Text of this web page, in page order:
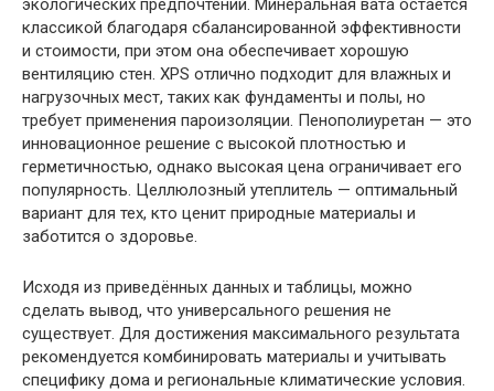
экологических предпочтений. Минеральная вата остаётся
классикой благодаря сбалансированной эффективности
и стоимости, при этом она обеспечивает хорошую
вентиляцию стен. XPS отлично подходит для влажных и
нагрузочных мест, таких как фундаменты и полы, но
требует применения пароизоляции. Пенополиуретан — это
инновационное решение с высокой плотностью и
герметичностью, однако высокая цена ограничивает его
популярность. Целлюлозный утеплитель — оптимальный
вариант для тех, кто ценит природные материалы и
заботится о здоровье.
Исходя из приведённых данных и таблицы, можно
сделать вывод, что универсального решения не
существует. Для достижения максимального результата
рекомендуется комбинировать материалы и учитывать
специфику дома и региональные климатические условия.